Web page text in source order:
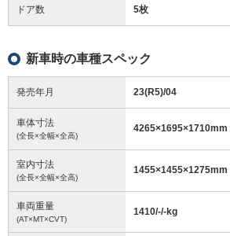
ドア数 5枚
新車時の車種スペック
発売年月 23(R5)/04
車体寸法
(全長×全幅×全高)
4265×1695×1710mm
室内寸法
(全長×全幅×全高)
1455×1455×1275mm
車両重量
(AT×MT×CVT)
1410/-/-kg